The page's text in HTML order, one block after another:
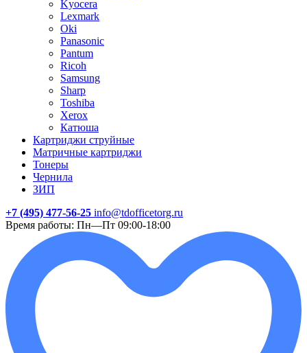
Kyocera
Lexmark
Oki
Panasonic
Pantum
Ricoh
Samsung
Sharp
Toshiba
Xerox
Катюша
Картриджи струйные
Матричные картриджи
Тонеры
Чернила
ЗИП
+7 (495) 477-56-25 info@tdofficetorg.ru
Время работы: Пн—Пт 09:00-18:00